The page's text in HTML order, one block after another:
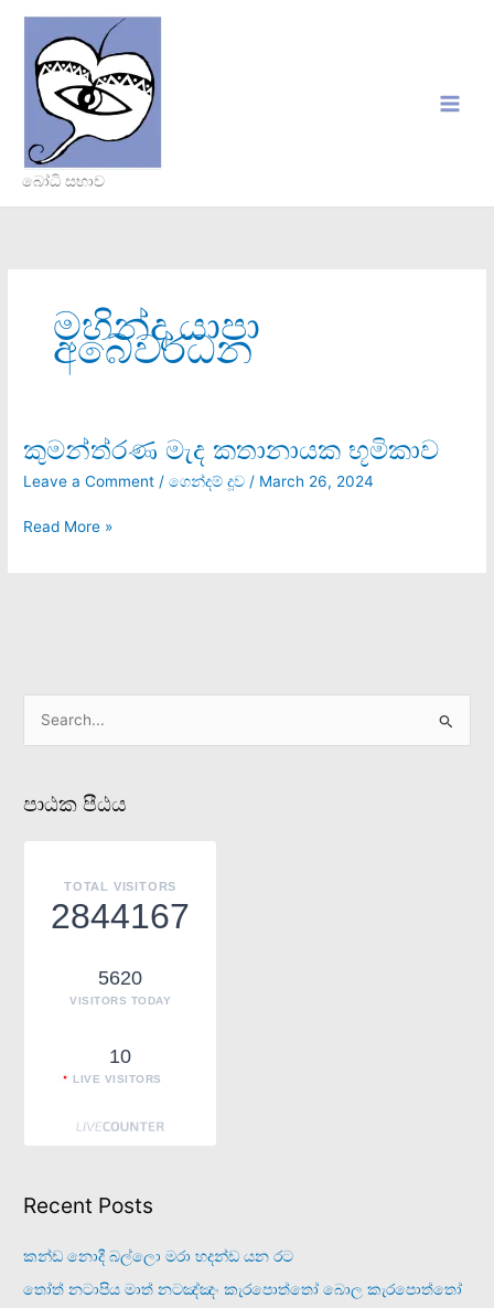
content
බෝධි සභාව
මහින්ද යාපා
අබේවර්ධන
කුමන්ත්රණ මැද කතානායක භූමිකාව
Leave a Comment /ගෙන්දම් දූව / March 26, 2024
කුමන්ත්රණ
මැද
කතානායක
Read More »
r
c
පාඨක පීඨය
TOTAL VISITORS
2844167
5620
VISITORS TODAY
10
LIVE VISITORS
Recent Posts
කන්ඩ නොදී බල්ලො මරා හදන්ඩ යන රට
තෝත් නටාපිය මාත් නටඤ්ඤං කැරපොත්තෝ බොල කැරපොත්තෝ